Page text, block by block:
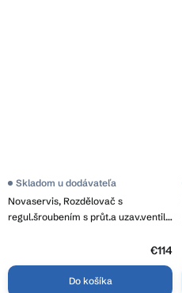
Novaservis, Rozdělovač s
regul.šroubením s průt.a uzav.ventily
Skladom u dodávateľa
€114
Do košíka